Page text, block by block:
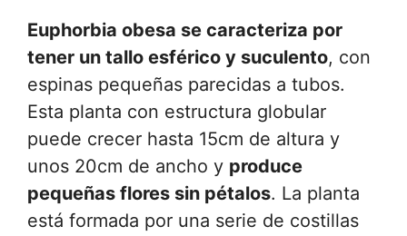
Euphorbia obesa se caracteriza por
tener un tallo esférico y suculento, con
espinas pequeñas parecidas a tubos.
Esta planta con estructura globular
puede crecer hasta 15cm de altura y
unos 20cm de ancho y produce
pequeñas flores sin pétalos. La planta
está formada por una serie de costillas